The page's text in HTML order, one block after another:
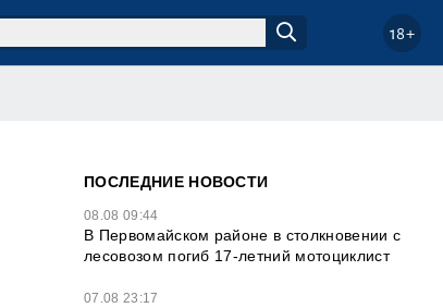
18+
ПОСЛЕДНИЕ НОВОСТИ
08.08 09:44
В Первомайском районе в столкновении с
лесовозом погиб 17-летний мотоциклист
07.08 23:17